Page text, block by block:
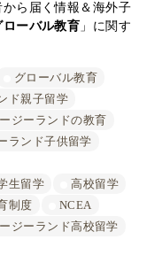
ら届く情報＆海外子
ローバル教育 」に関す
グローバル教育
ド親子留学
ジーランドの教育
ランド子供留学
生留学
高校留学
制度
NCEA
ジーランド高校留学